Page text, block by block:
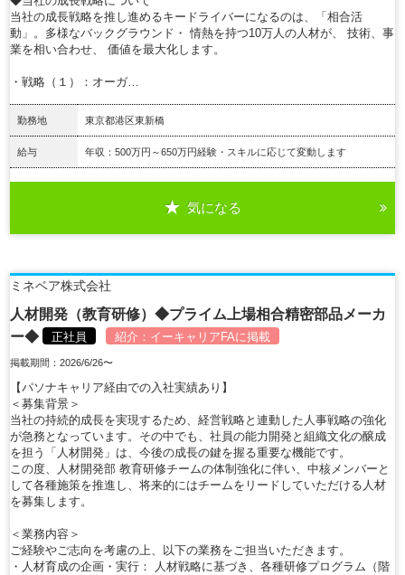
当社の成長戦略を推し進めるキードライバーになるのは、「相合活
動」。多様なバックグラウンド・ 情熱を持つ10万人の人材が、 技術、事
業を相い合わせ、 価値を最大化します。
・戦略（１）：オーガ…
勤務地 東京都港区東新橋
給与 年収：500万円～650万円経験・スキルに応じて変動します
気になる
ミネベア株式会社
人材開発（教育研修）◆プライム上場相合精密部品メーカ
ー◆
正社員 紹介： イーキャリアFAに掲載
掲載期間：2026/6/26〜
【パソナキャリア経由での入社実績あり】
＜募集背景＞
当社の持続的成長を実現するため、経営戦略と連動した人事戦略の強化
が急務となっています。その中でも、社員の能力開発と組織文化の醸成
を担う「人材開発」は、今後の成長の鍵を握る重要な機能です。
この度、人材開発部 教育研修チームの体制強化に伴い、中核メンバーと
して各種施策を推進し、将来的にはチームをリードしていただける人材
を募集します。
＜業務内容＞
ご経験やご志向を考慮の上、以下の業務をご担当いただきます。
・人材育成の企画・実行： 人材戦略に基づき、各種研修プログラム（階